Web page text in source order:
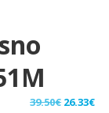
39.50€ Izvorna
26.33€